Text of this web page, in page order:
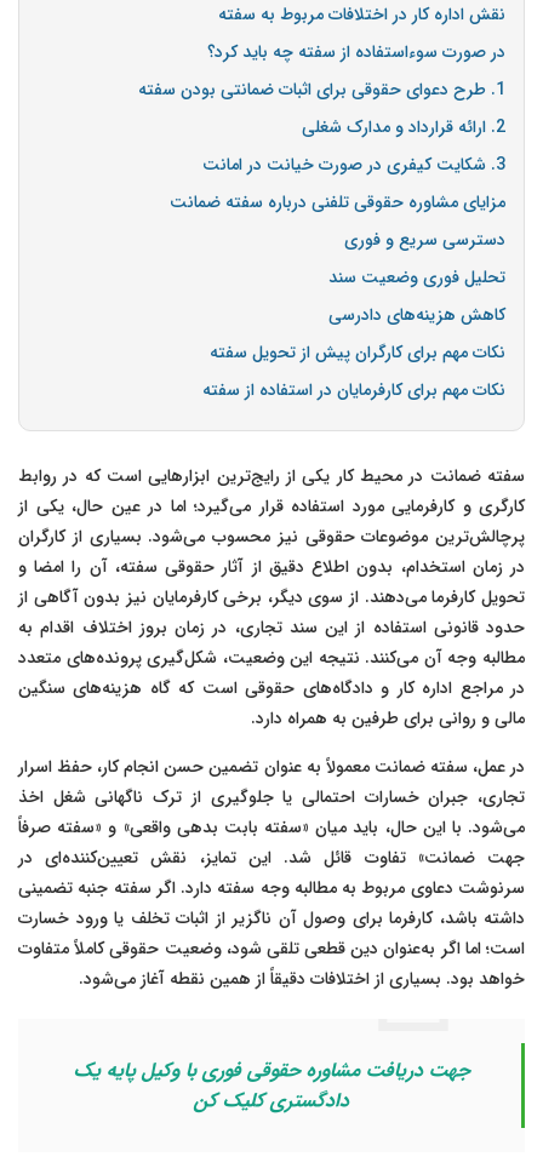
نقش اداره کار در اختلافات مربوط به سفته
در صورت سوءاستفاده از سفته چه باید کرد؟
1. طرح دعوای حقوقی برای اثبات ضمانتی بودن سفته
2. ارائه قرارداد و مدارک شغلی
3. شکایت کیفری در صورت خیانت در امانت
مزایای مشاوره حقوقی تلفنی درباره سفته ضمانت
دسترسی سریع و فوری
تحلیل فوری وضعیت سند
کاهش هزینه‌های دادرسی
نکات مهم برای کارگران پیش از تحویل سفته
نکات مهم برای کارفرمایان در استفاده از سفته
سفته ضمانت در محیط کار یکی از رایج‌ترین ابزارهایی است که در روابط
کارگری و کارفرمایی مورد استفاده قرار می‌گیرد؛ اما در عین حال، یکی از
پرچالش‌ترین موضوعات حقوقی نیز محسوب می‌شود. بسیاری از کارگران
در زمان استخدام، بدون اطلاع دقیق از آثار حقوقی سفته، آن را امضا و
تحویل کارفرما می‌دهند. از سوی دیگر، برخی کارفرمایان نیز بدون آگاهی از
حدود قانونی استفاده از این سند تجاری، در زمان بروز اختلاف اقدام به
مطالبه وجه آن می‌کنند. نتیجه این وضعیت، شکل‌گیری پرونده‌های متعدد
در مراجع اداره کار و دادگاه‌های حقوقی است که گاه هزینه‌های سنگین
مالی و روانی برای طرفین به همراه دارد.
در عمل، سفته ضمانت معمولاً به عنوان تضمین حسن انجام کار، حفظ اسرار
تجاری، جبران خسارات احتمالی یا جلوگیری از ترک ناگهانی شغل اخذ
می‌شود. با این حال، باید میان «سفته بابت بدهی واقعی» و «سفته صرفاً
جهت ضمانت» تفاوت قائل شد. این تمایز، نقش تعیین‌کننده‌ای در
سرنوشت دعاوی مربوط به مطالبه وجه سفته دارد. اگر سفته جنبه تضمینی
داشته باشد، کارفرما برای وصول آن ناگزیر از اثبات تخلف یا ورود خسارت
است؛ اما اگر به‌عنوان دین قطعی تلقی شود، وضعیت حقوقی کاملاً متفاوت
خواهد بود. بسیاری از اختلافات دقیقاً از همین نقطه آغاز می‌شود.
جهت دریافت مشاوره حقوقی فوری با وکیل پایه یک
دادگستری کلیک کن